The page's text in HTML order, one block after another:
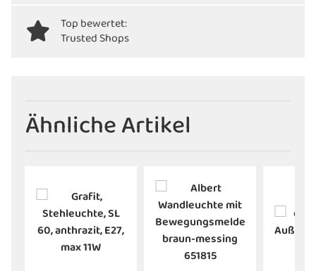
Top bewertet:
Trusted Shops
Ähnliche Artikel